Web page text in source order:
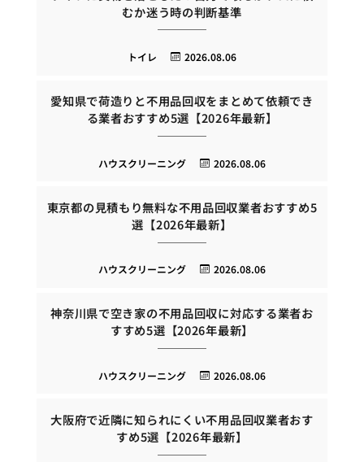
むか迷う時の判断基準
2026.08.06
トイレ
愛知県で荷造りと不用品回収をまとめて依頼でき
る業者おすすめ5選【2026年最新】
2026.08.06
ハウスクリーニング
東京都の見積もり無料な不用品回収業者おすすめ5
選【2026年最新】
2026.08.06
ハウスクリーニング
神奈川県で空き家の不用品回収に対応する業者お
すすめ5選【2026年最新】
2026.08.06
ハウスクリーニング
大阪府で近隣に知られにくい不用品回収業者おす
すめ5選【2026年最新】